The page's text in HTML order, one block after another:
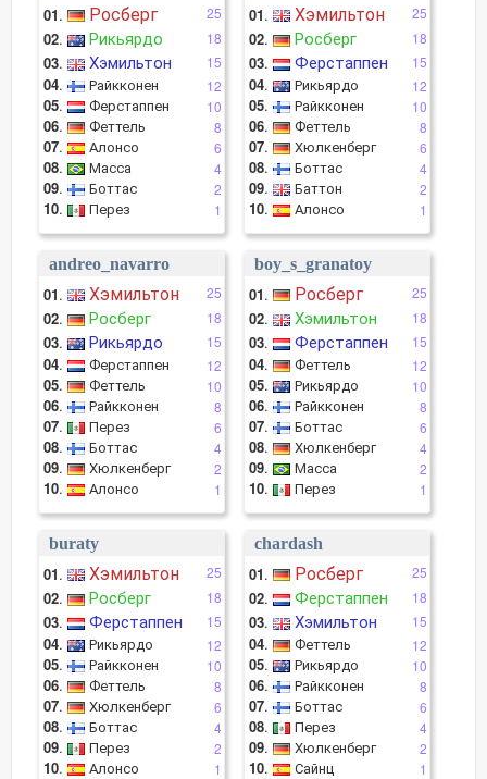
25
01. Росберг
18
02. Рикьярдо
15
03. Хэмильтон
12
04. Райкконен
10
05. Ферстаппен
8
06. Феттель
6
07. Алонсо
4
08. Масса
2
09. Боттас
1
10. Перез
25
01. Хэмильтон
18
02. Росберг
15
03. Ферстаппен
12
04. Рикьярдо
10
05. Райкконен
8
06. Феттель
6
07. Хюлкенберг
4
08. Боттас
2
09. Баттон
1
10. Алонсо
andreo_navarro
25
01. Хэмильтон
18
02. Росберг
15
03. Рикьярдо
12
04. Ферстаппен
10
05. Феттель
8
06. Райкконен
6
07. Перез
4
08. Боттас
2
09. Хюлкенберг
1
10. Алонсо
boy_s_granatoy
25
01. Росберг
18
02. Хэмильтон
15
03. Ферстаппен
12
04. Феттель
10
05. Рикьярдо
8
06. Райкконен
6
07. Боттас
4
08. Хюлкенберг
2
09. Масса
1
10. Перез
buraty
25
01. Хэмильтон
18
02. Росберг
15
03. Ферстаппен
12
04. Рикьярдо
10
05. Райкконен
8
06. Феттель
6
07. Хюлкенберг
4
08. Боттас
2
09. Перез
1
10. Алонсо
chardash
25
01. Росберг
18
02. Ферстаппен
15
03. Хэмильтон
12
04. Феттель
10
05. Рикьярдо
8
06. Райкконен
6
07. Боттас
4
08. Перез
2
09. Хюлкенберг
1
10. Сайнц